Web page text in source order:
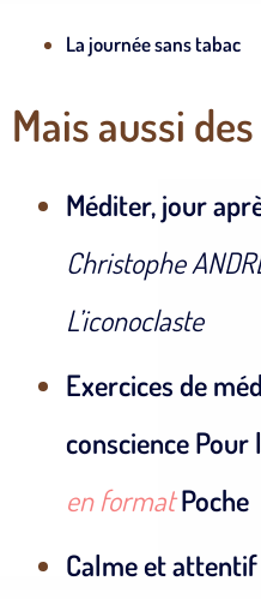
La journée sans tabac
Mais aussi
Méditer, jour
Christophe
L’iconoclaste
Exercices de
conscience Pour
en formatPoche
Calme et